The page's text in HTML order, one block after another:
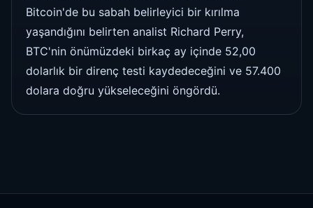
Bitcoin'de bu sabah belirleyici bir kırılma
yaşandığını belirten analist Richard Perry,
BTC'nin önümüzdeki birkaç ay içinde 52,00
dolarlık bir direnç testi kaydedeceğini ve 57.400
dolara doğru yükseleceğini öngördü.